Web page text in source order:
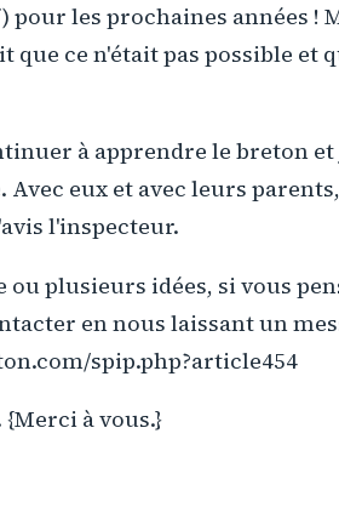
pour les prochaines années !
que ce n'était pas possible et
à apprendre le breton
Avec eux et avec leurs
l'inspecteur.
ou plusieurs idées, si vous
en nous laissant un
spip.php?article454
à vous.}